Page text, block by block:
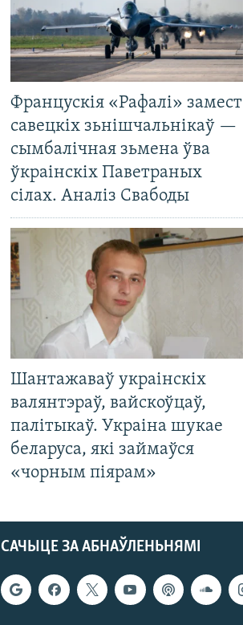
Францускія «Рафалі» замест
савецкіх зьнішчальнікаў —
сымбалічная зьмена ўва
ўкраінскіх Паветраных
сілах. Аналіз Свабоды
Шантажаваў украінскіх
валянтэраў, вайскоўцаў,
палітыкаў. Украіна шукае
беларуса, які займаўся
«чорным піярам»
САЧЫЦЕ ЗА АБНАЎЛЕНЬНЯМІ